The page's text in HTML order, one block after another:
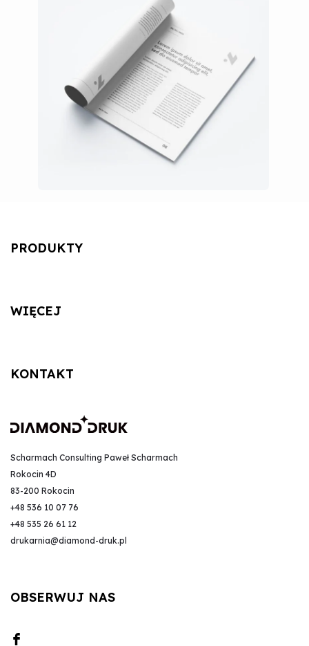
PRODUKTY
WIĘCEJ
KONTAKT
Scharmach Consulting Paweł Scharmach
Rokocin 4D
83-200 Rokocin
+48 536 10 07 76
+48 535 26 61 12
drukarnia@diamond-druk.pl
OBSERWUJ NAS